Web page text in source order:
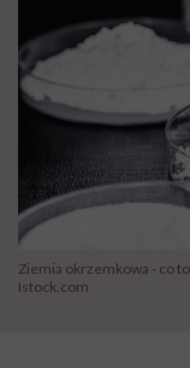
Ziemia okrzemkowa - co
Istock.com